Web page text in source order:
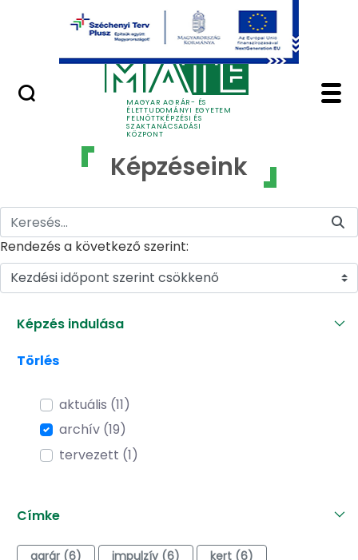
Ugrás a fő tartalomhoz
MAGYAR AGRÁR- ÉS
ÉLETTUDOMÁNYI EGYETEM
FELNŐTTKÉPZÉSI ÉS
SZAKTANÁCSADÁSI
KÖZPONT
Képzéseink - MATE
Képzéseink
Rendezés a következő szerint:
Kezdési időpont szerint csökkenő
Képzés indulása
Törlés
aktuális (11)
archív (19)
tervezett (1)
Címke
agrár (6) impulzív (6)
kert (6)